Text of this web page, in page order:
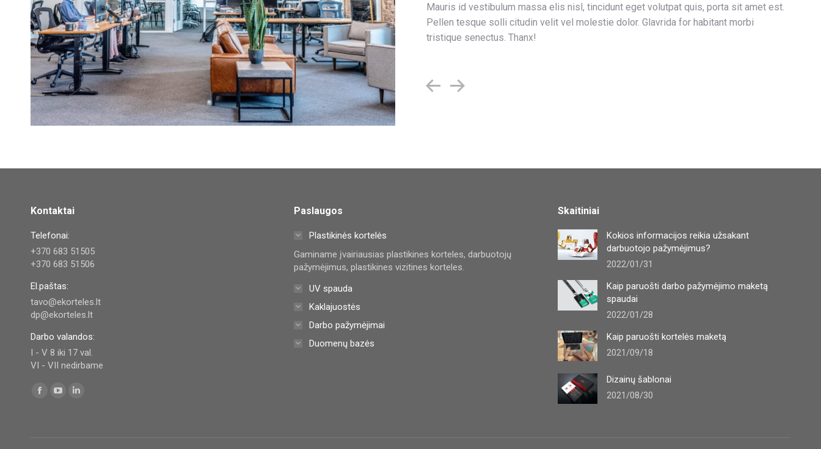
Vursus, enim et luctus hendre ritnisl libero molestie ante, ut fringilla purus eros quis
ipsum est a semper malesuada enim et luctus hendre ritnisl libero molestie lectus.
Cras justo non justo venenatis element metus. Ut lobortis nisl at semper tellus
tincidunt lorem ipsum dolor amet communitas.
Mauris id vestibulum massa elis nisl, tincidunt eget volutpat quis, porta sit amet est.
Pellen tesque solli citudin velit vel molestie dolor. Glavrida for habitant morbi
tristique senectus. Thanx!
Kontaktai
Telefonai:
+370 683 51505
+370 683 51506
El.paštas:
tavo@ekorteles.lt
dp@ekorteles.lt
Darbo valandos:
I - V 8 iki 17 val.
VI - VII nedirbame
Find us on:
Facebook
YouTubeLinkedin
Paslaugos
Plastikinės kortelės
Gaminame įvairiausias plastikines korteles, darbuotojų
pažymėjimus, plastikines vizitines korteles.
UV spauda
Kaklajuostės
Darbo pažymėjimai
Duomenų bazės
Skaitiniai
Kokios informacijos reikia užsakant
darbuotojo pažymėjimus?
2022/01/31
Kaip paruošti darbo pažymėjimo maketą
spaudai
2022/01/28
Kaip paruošti kortelės maketą
2021/09/18
Dizainų šablonai
2021/08/30